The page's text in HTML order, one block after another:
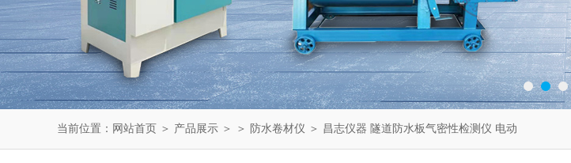
当前位置： 网站首页 ＞ 产品展示 ＞ ＞ 防水卷材仪 ＞ 昌志仪器 隧道防水板气密性检测仪 电动